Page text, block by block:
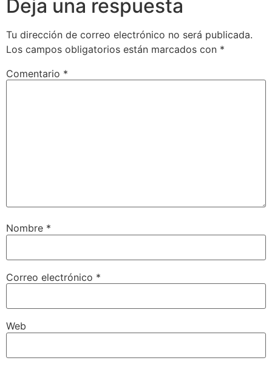
Deja una respuesta
Tu dirección de correo electrónico no será publicada.
Los campos obligatorios están marcados con *
Comentario *
Nombre *
Correo electrónico *
Web